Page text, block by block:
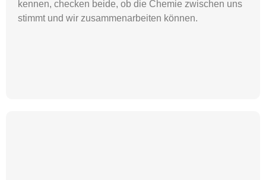
kennen, checken beide, ob die Chemie zwischen uns
stimmt und wir zusammenarbeiten können.